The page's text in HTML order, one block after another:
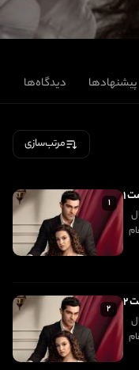
پیشنهادها دیدگاه‌ها
مرتب‌سازی
۱
۲